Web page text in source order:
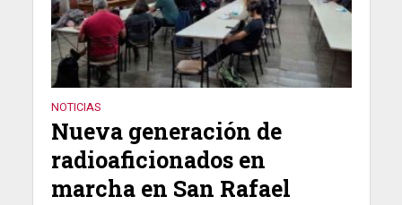
NOTICIAS
Nueva generación de
radioaficionados en
marcha en San Rafael